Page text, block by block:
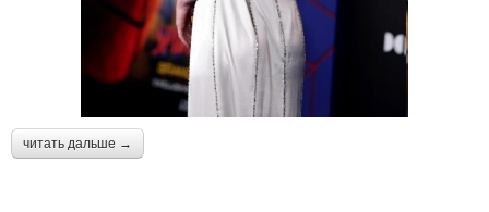
читать дальше →